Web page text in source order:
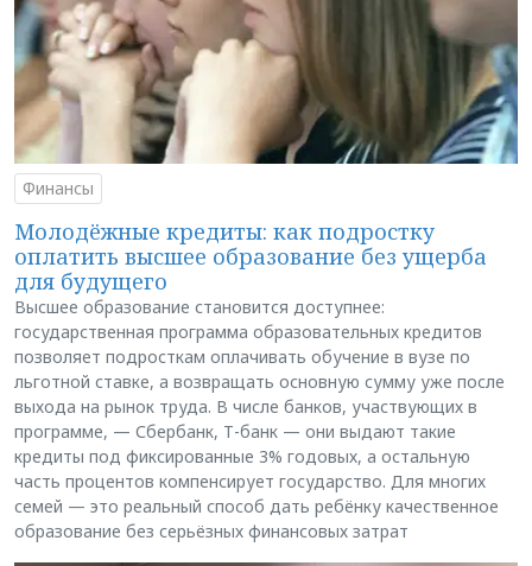
Финансы
Молодёжные кредиты: как подростку
оплатить высшее образование без ущерба
для будущего
Высшее образование становится доступнее:
государственная программа образовательных кредитов
позволяет подросткам оплачивать обучение в вузе по
льготной ставке, а возвращать основную сумму уже после
выхода на рынок труда. В числе банков, участвующих в
программе, — Сбербанк, Т-банк — они выдают такие
кредиты под фиксированные 3% годовых, а остальную
часть процентов компенсирует государство. Для многих
семей — это реальный способ дать ребёнку качественное
образование без серьёзных финансовых затрат